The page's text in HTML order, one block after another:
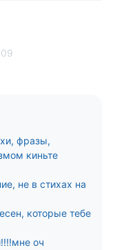
фразы,
киньте
не в стихах на
которые тебе
оч